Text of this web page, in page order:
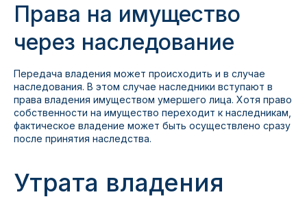
Права на имущество
через наследование
Передача владения может происходить и в случае
наследования. В этом случае наследники вступают в
права владения имуществом умершего лица. Хотя право
собственности на имущество переходит к наследникам,
фактическое владение может быть осуществлено сразу
после принятия наследства.
Утрата владения